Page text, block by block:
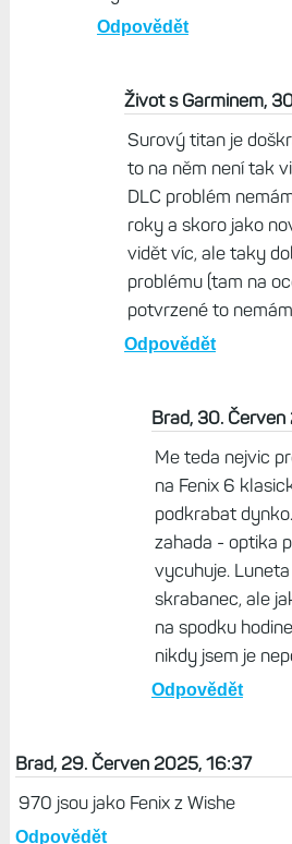
Odpovědět
Život s Garminem,
Surový titan je
to na něm není tak
DLC problém
roky a skoro jako
vidět víc, ale taky
problému (tam na
potvrzené to
Odpovědět
Brad, 30.
Me teda nejvic
na Fenix 6
podkrabat
zahada - optika
vycuhuje.
skrabanec, ale
na spodku
nikdy jsem je
Odpovědět
Brad, 29. Červen 2025, 16:37
970 jsou jako Fenix z Wishe
Odpovědět